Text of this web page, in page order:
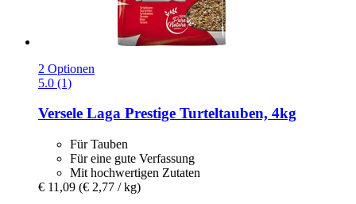
2 Optionen
5.0 (1)
Versele Laga Prestige Turteltauben, 4kg
Für Tauben
Für eine gute Verfassung
Mit hochwertigen Zutaten
€ 11,09 (€ 2,77 / kg)